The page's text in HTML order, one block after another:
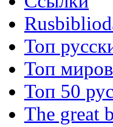
Топ
Топ
Топ 50
The great